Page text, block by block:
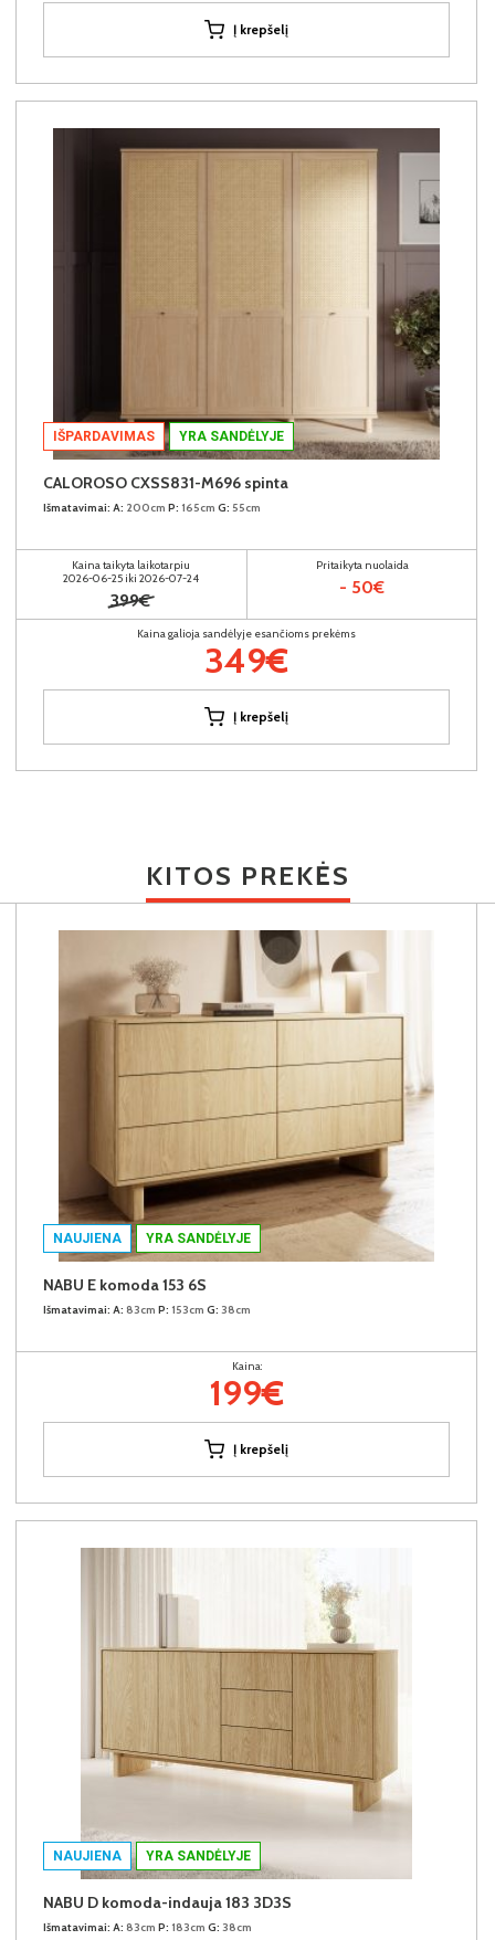
Į krepšelį
IŠPARDAVIMAS YRA SANDĖLYJE
CALOROSO CXSS831-M696 spinta
Išmatavimai: A: 200cm P: 165cm G: 55cm
Kaina taikyta laikotarpiu
2026-06-25 iki 2026-07-24
399€
Pritaikyta nuolaida
- 50€
Kaina galioja sandėlyje esančioms prekėms
349€
Į krepšelį
KITOS PREKĖS
NAUJIENA YRA SANDĖLYJE
NABU E komoda 153 6S
Išmatavimai: A: 83cm P: 153cm G: 38cm
Kaina:
199€
Į krepšelį
NAUJIENA YRA SANDĖLYJE
NABU D komoda-indauja 183 3D3S
Išmatavimai: A: 83cm P: 183cm G: 38cm